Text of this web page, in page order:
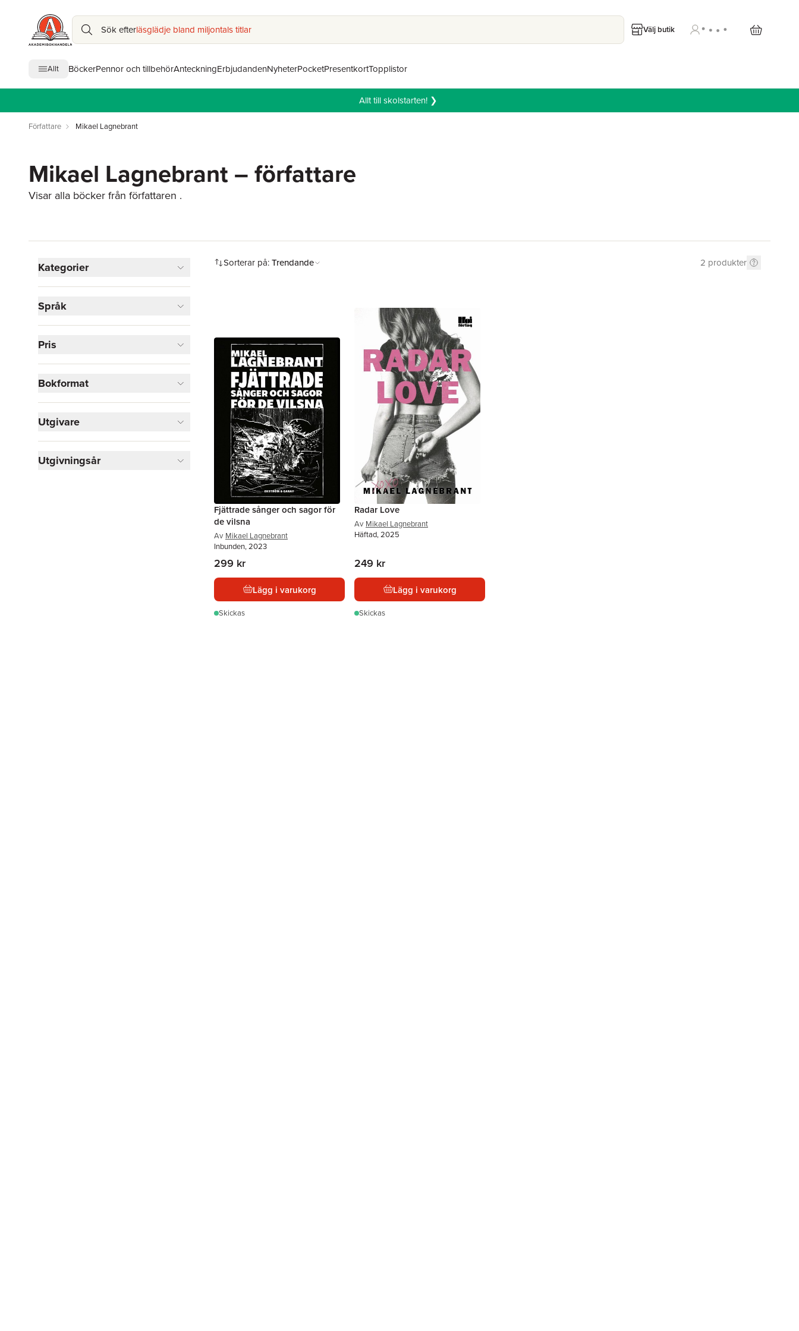
Sök efterläsglädje bland miljontals titlar Välj butik
Allt BöckerPennor och tillbehörAnteckningErbjudandenNyheterPocketPresentkortTopplistor
Allt till skolstarten! ❯
Författare Mikael Lagnebrant
Mikael Lagnebrant – författare
Visar alla böcker från författaren .
Kategorier
Skönlitteratur
2
Visa fler
Språk
Pris
Bokformat
Utgivare
Utgivningsår
Sorterar på:Trendande 2 produkter
Fjättrade sånger och sagor för
de vilsna
Av Mikael Lagnebrant
Inbunden, 2023
299 kr
Lägg i varukorg
Skickas
Radar Love
Av Mikael Lagnebrant
Häftad, 2025
249 kr
Lägg i varukorg
Skickas